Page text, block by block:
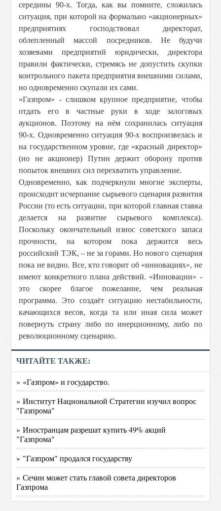
середины 90-х. Тогда, как вы помните, сложилась
ситуация, при которой на формально «акционерных»
предприятиях господствовал директорат,
облепленный массой посредников. Не будучи
хозяевами предприятий юридически, директора
правили фактически, стремясь не допустить скупки
контрольного пакета предприятия внешними силами,
но одновременно скупали их сами.
«Газпром» - слишком крупное предприятие, чтобы
отдать его в частные руки в ходе залоговых
аукционов. Поэтому на нём сохранилась ситуация
90-х. Одновременно ситуация 90-х воспроизвелась и
на государственном уровне, где «красный директор»
(но не акционер) Путин держит оборону против
попыток внешних сил перехватить управление.
Одновременно, как подчеркнули многие эксперты,
происходит исчерпание сырьевого сценария развития
России (то есть ситуации, при которой главная ставка
делается на развитие сырьевого комплекса).
Поскольку окончательный износ советского запаса
прочности, на котором пока держится весь
российский ТЭК, – не за горами. Но нового сценария
пока не видно. Все, кто говорит об «инновациях», не
имеют конкретного плана действий. «Инновации» -
это скорее благое пожелание, чем реальная
программа. Это создаёт ситуацию нестабильности,
качающихся весов, когда та или иная сила может
повернуть страну либо по инерционному, либо по
революционному сценарию.
ЧИТАЙТЕ ТАКЖЕ:
» «Газпром» и государство.
» Институт Национальной Стратегии изучил вопрос
"Газпрома"
» Иностранцам разрешат купить 49% акций
"Газпрома"
» "Газпром" продался государству
» Сечин может стать главой совета директоров
Газпрома